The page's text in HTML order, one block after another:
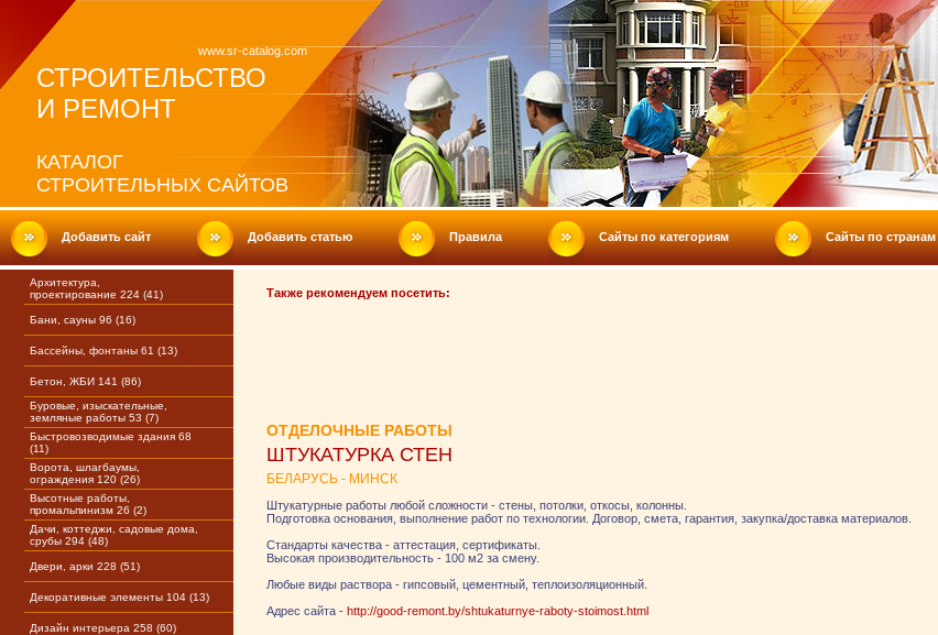
www.sr-catalog.com
СТРОИТЕЛЬСТВО
И РЕМОНТ
КАТАЛОГ
СТРОИТЕЛЬНЫХ САЙТОВ
Добавить сайт Добавить статью Правила Сайты по категориям Сайты по странам
Архитектура,
проектирование 224 (41)
Бани, сауны 96 (16)
Бассейны, фонтаны 61 (13)
Бетон, ЖБИ 141 (86)
Буровые, изыскательные,
земляные работы 53 (7)
Быстровозводимые здания 68
(11)
Ворота, шлагбаумы,
ограждения 120 (26)
Высотные работы,
промальпинизм 26 (2)
Дачи, коттеджи, садовые дома,
срубы 294 (48)
Двери, арки 228 (51)
Декоративные элементы 104 (13)
Дизайн интерьера 258 (60)
Также рекомендуем посетить:
ОТДЕЛОЧНЫЕ РАБОТЫ
ШТУКАТУРКА СТЕН
БЕЛАРУСЬ - МИНСК
Штукатурные работы любой сложности - стены, потолки, откосы, колонны.
Подготовка основания, выполнение работ по технологии. Договор, смета, гарантия, закупка/доставка материалов.
Стандарты качества - аттестация, сертификаты.
Высокая производительность - 100 м2 за смену.
Любые виды раствора - гипсовый, цементный, теплоизоляционный.
Адрес сайта - http://good-remont.by/shtukaturnye-raboty-stoimost.html